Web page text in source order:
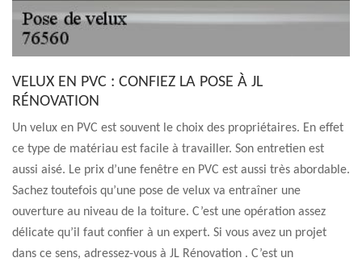
VELUX EN PVC : CONFIEZ LA POSE À JL
RÉNOVATION
Un velux en PVC est souvent le choix des propriétaires. En effet
ce type de matériau est facile à travailler. Son entretien est
aussi aisé. Le prix d’une fenêtre en PVC est aussi très abordable.
Sachez toutefois qu’une pose de velux va entraîner une
ouverture au niveau de la toiture. C’est une opération assez
délicate qu’il faut confier à un expert. Si vous avez un projet
dans ce sens, adressez-vous à JL Rénovation . C’est un